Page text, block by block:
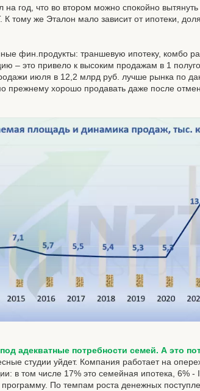
на год, что во втором можно спокойно
К тому же Эталон мало зависит от ипотеки,
фин.продукты: траншевую ипотеку, комбо
– это привело к высоким продажам в 1
июля в 12,2 млрд руб. лучше рынка по
прежнему хорошо продавать даже после
адекватные потребности семей. А это
студии уйдет. Компания работает на
в том числе 17% это семейная ипотека, 6% -
По темпам роста денежных